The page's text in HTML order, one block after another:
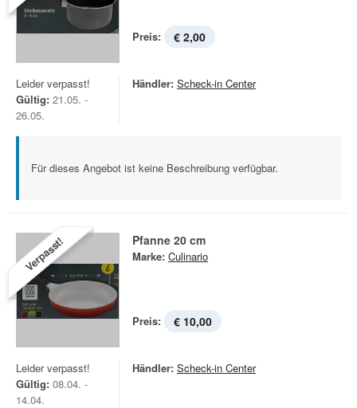
Preis: € 2,00
Leider verpasst!
Gültig: 21.05. -
26.05.
Händler: Scheck-in Center
Für dieses Angebot ist keine Beschreibung verfügbar.
Verpasst! Pfanne 20 cm
Marke: Culinario
Preis: € 10,00
Leider verpasst!
Gültig: 08.04. -
14.04.
Händler: Scheck-in Center